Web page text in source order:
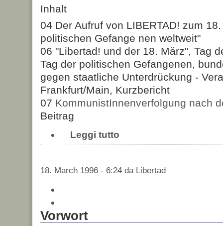
Inhalt
04 Der Aufruf von LIBERTAD! zum
politischen Gefange nen weltweit"
06 "Libertad! und der 18. März", Tag
Tag der politischen Gefangenen,
gegen staatliche Unterdrückung -
Frankfurt/Main, Kurzbericht
07 KommunistInnenverfolgung nach
Beitrag
Leggi tutto
18. March 1996 - 6:24 da Libertad
Vorwort